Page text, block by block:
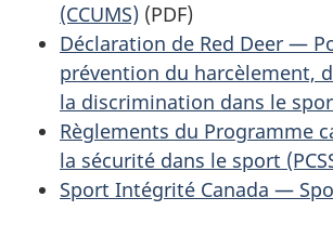
(CCUMS) (PDF)
Déclaration de Red Deer —
prévention du harcèlement,
la discrimination dans le
Règlements du Programme
la sécurité dans le sport
Sport Intégrité Canada —